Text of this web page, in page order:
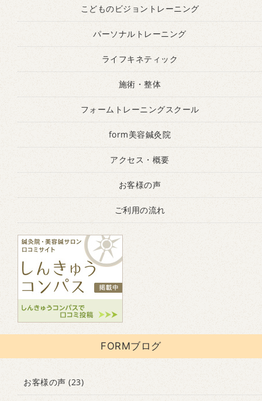
こどものビジョントレーニング
パーソナルトレーニング
ライフキネティック
施術・整体
フォームトレーニングスクール
form美容鍼灸院
アクセス・概要
お客様の声
ご利用の流れ
FORMブログ
お客様の声 (23)